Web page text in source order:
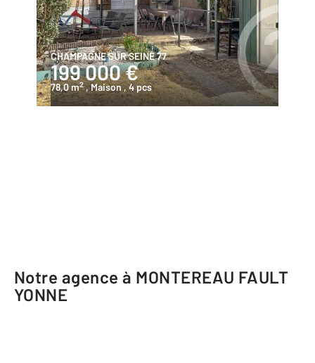
CHAMPAGNE SUR SEINE 77
199 000 €
78,0 m2 , Maison, 4 pcs
Notre agence à MONTEREAU FAULT
YONNE